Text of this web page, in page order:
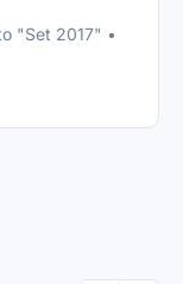
"Set 2017" •